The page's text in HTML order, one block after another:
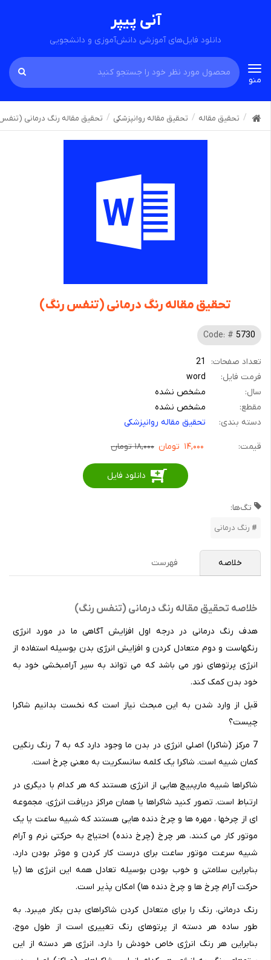
آنی پیپر
دانلود فایل‌های آموزشی دانش‌آموزی و دانشجویی
Toggle
navigation
منو
تحقیق مقاله تحقیق مقاله روانپزشکی تحقیق مقاله رنگ درمانی
تحقیق مقاله رنگ درمانی (تنفس رنگ)
Code: # 5730
تعداد صفحات:
21
فرمت فایل:
word
سال:
مشخص نشده
مقطع:
مشخص نشده
دسته بندی:
تحقیق مقاله روانپزشکی
قیمت: ۱۴,۰۰۰ تومان ۱۸,۰۰۰ تومان
دانلود فایل
تگ‌ها:
رنگ درمانی
خلاصه فهرست
خلاصه تحقیق مقاله رنگ درمانی (تنفس رنگ)
هدف رنگ درمانی در درجه اول افزایش آگاهی ما در مورد انرژی
رنگهاست و دوم متعادل کردن و افزایش انرژی بدن بوسیله استفاده از
انرژی پرتوهای نور می باشد که می تواند به سیر آرامبخشی خود به
خود بدن کمک کند.
قبل از وارد شدن به این مبحث نیاز است که نخست بدانیم شاکرا
چیست؟
7 مرکز (شاکرا) اصلی انرژی در بدن ما وجود دارد که به 7 رنگ رنگین
کمان شبیه است. شاکرا یک کلمه سانسکریت به معنی چرخ است.
شاکراها شبیه مارپبیچ هایی از انرژی هستند که هر کدام با دیگری در
ارتباط است. تصور کنید شاکراها یا همان مراکز دریافت انرژی، مجموعه
ای از چرخها ، مهره ها و چرخ دنده هایی هستند که شبیه ساعت یا یک
موتور کار می کنند، هر چرخ (چرخ دنده) احتیاج به حرکتی نرم و آرام
شبیه سرعت موتور ساعت برای درست کار کردن و موثر بودن دارد،
بنابراین سلامتی و خوب بودن بوسیله تعادل همه این انرژی ها (یا
حرکت آرام چرخ ها و چرخ دنده ها) امکان پذیر است.
رنگ درمانی، رنگ را برای متعادل کردن شاکراهای بدن بکار میبرد. به
طور ساده هر دسته از پرتوهای رنگ تغییری است از طول موج،
بنابراین هر رنگ انرژی خاص خودش را دارد، انرژی هر دسته از این